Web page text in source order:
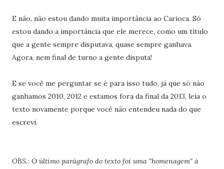
E não, não estou dando muita importância ao Carioca. Só
estou dando a importância que ele merece, como um título
que a gente sempre disputava, quase sempre ganhava.
Agora, nem final de turno a gente disputa!
E se você me perguntar se é para isso tudo, já que só não
ganhamos 2010, 2012 e estamos fora da final da 2013, leia o
texto novamente porque você não entendeu nada do que
escrevi.
OBS.: O último parágrafo do texto foi uma "homenagem" à